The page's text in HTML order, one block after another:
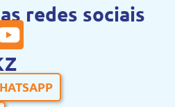
redes sociais